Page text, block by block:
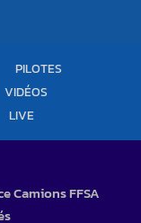
PILOTES
VIDÉOS
LIVE
Camions FFSA